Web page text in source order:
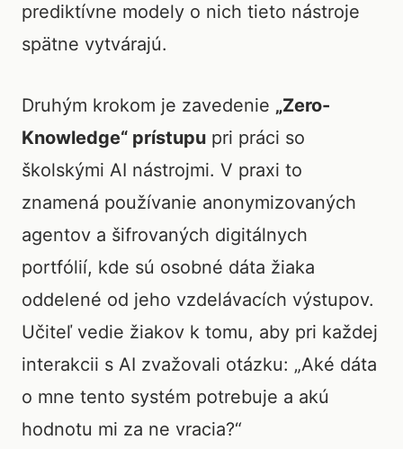
prediktívne modely o nich tieto nástroje
spätne vytvárajú.
Druhým krokom je zavedenie „Zero-
Knowledge“ prístupu pri práci so
školskými AI nástrojmi. V praxi to
znamená používanie anonymizovaných
agentov a šifrovaných digitálnych
portfólií, kde sú osobné dáta žiaka
oddelené od jeho vzdelávacích výstupov.
Učiteľ vedie žiakov k tomu, aby pri každej
interakcii s AI zvažovali otázku: „Aké dáta
o mne tento systém potrebuje a akú
hodnotu mi za ne vracia?“